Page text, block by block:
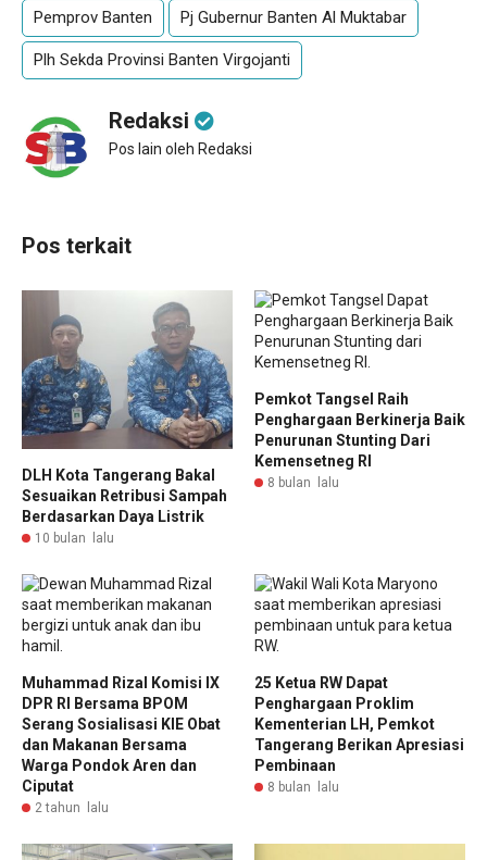
Pemprov Banten Pj Gubernur Banten Al Muktabar
Plh Sekda Provinsi Banten Virgojanti
Redaksi
Pos lain oleh Redaksi
Pos terkait
DLH Kota Tangerang Bakal
Sesuaikan Retribusi Sampah
Berdasarkan Daya Listrik
10 bulan lalu
Pemkot ​Tangsel Raih
Penghargaan Berkinerja Baik
Penurunan Stunting Dari
Kemensetneg RI
8 bulan lalu
Muhammad Rizal Komisi IX
DPR RI Bersama BPOM
Serang Sosialisasi KIE Obat
dan Makanan Bersama
Warga Pondok Aren dan
Ciputat
2 tahun lalu
25 Ketua RW Dapat
Penghargaan Proklim
Kementerian LH, Pemkot
Tangerang Berikan Apresiasi
Pembinaan
8 bulan lalu